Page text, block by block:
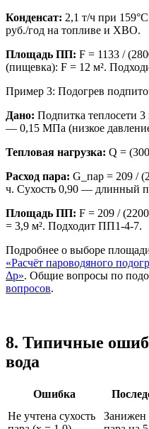
Конденсат: 2,1 т/ч при
руб./год на топливе и ХВО.
Площадь ПП: F = 1133 /
(пищевка): F = 12 м².
Пример 3: Подогрев
Дано: Подпитка теплосети 3
— 0,15 МПа (низкое
Тепловая нагрузка: Q =
Расход пара: G_пар = 209 /
ч. Сухость 0,90 — длинный
Площадь ПП: F = 209 /
= 3,9 м². Подходит ПП1-4-7.
Подробнее о выборе
«Расчёт пароводяного
Δp». Общие вопросы по
вопросов.
8. Типичные
вода
Ошибка
Не учтена сухость
Занижен